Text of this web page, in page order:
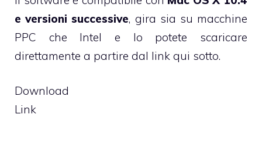
e versioni successive, gira sia su macchine
PPC che Intel e lo potete scaricare
direttamente a partire dal link qui sotto.
Download
Link